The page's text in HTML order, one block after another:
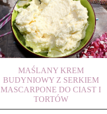
MAŚLANY KREM
BUDYNIOWY Z SERKIEM
MASCARPONE DO CIAST I
TORTÓW